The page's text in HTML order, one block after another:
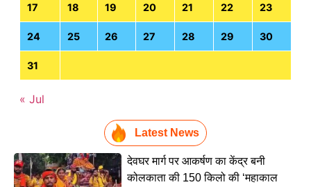
17 18 19 20 21 22 23
24 25 26 27 28 29 30
31
« Jul
Latest News
देवघर मार्ग पर आकर्षण का केंद्र बनी
कोलकाता की 150 किलो की ‘महाकाल